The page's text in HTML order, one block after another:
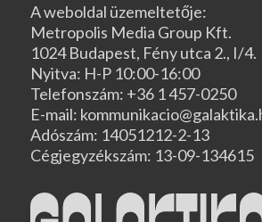
A weboldal üzemeltetője:
Metropolis Media Group Kft.
1024 Budapest, Fény utca 2., I/4.
Nyitva: H-P 10:00-16:00
Telefonszám: +36 1 457-0250
E-mail:
Adószám: 14051212-2-13
Cégjegyzékszám: 13-09-134615